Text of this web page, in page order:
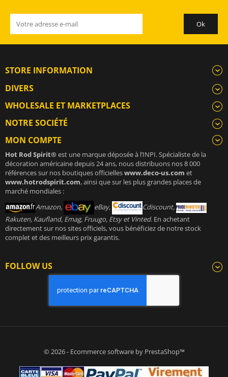
STORE INFORMATION
DIVERS
WHOLESALE ET MARKETPLACES
NOTRE SOCIÉTÉ
MON COMPTE
Hot Rod Spirit®est une marque déposée à l’INPI. Spécialiste de la
décoration américaine depuis 24 ans, nous distribuons nos 8 000
références sur nos boutiques officielleswww.deco-us.com et
www.hotrodspirit.com, ainsi que sur les plus grandes places de
marché mondiales :
Amazon,
eBay,
Cdiscount,
Rakuten, Kaufland, Emag, Fruugo, Etsy et Vinted. En achetant
directement sur nos sites officiels, vous bénéficiez de notre stock
complet et des meilleurs prix garantis.
FOLLOW US
© 2026 - Ecommerce software by PrestaShop™